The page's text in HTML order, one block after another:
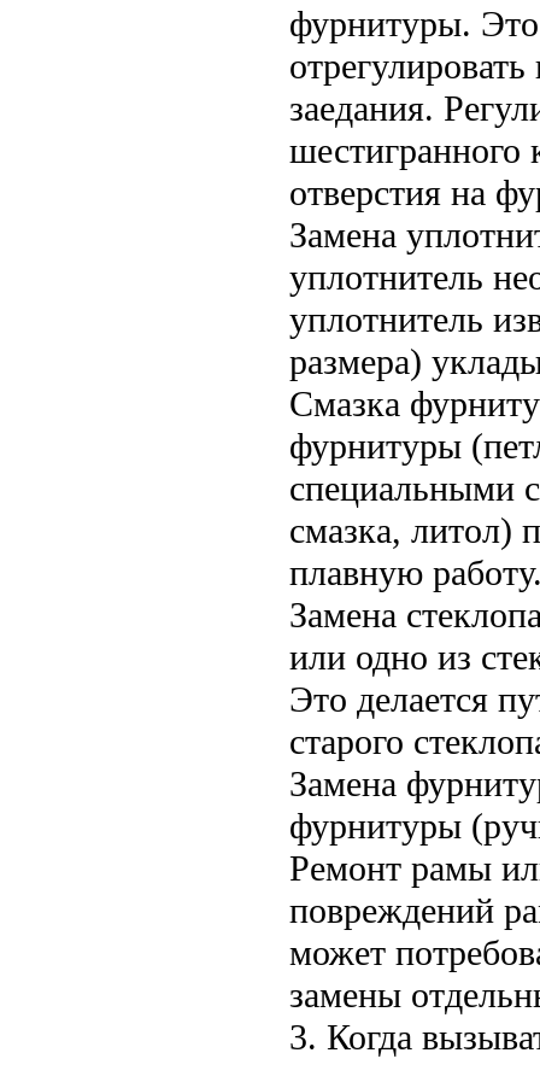
фурнитуры. Это
заедания.
шестигранного
отверстия на
Замена
уплотнитель
уплотнитель
размера)
Смазка
фурнитуры
специальными
смазка, литол)
плавную
Замена
или одно из
Это делается
старого
Замена
фурнитуры
Ремонт рамы
повреждений
может
замены
3. Когда